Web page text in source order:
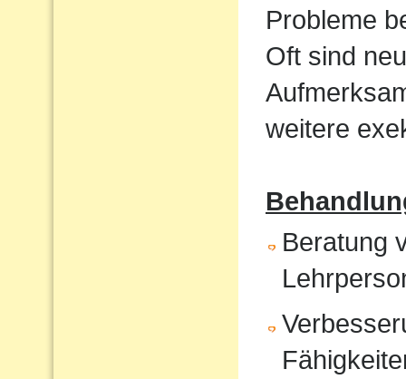
Probleme
Oft sind
weitere
Beratung